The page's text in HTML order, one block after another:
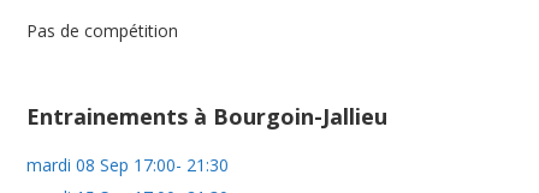
Pas de compétition
Entrainements à Bourgoin-Jallieu
mardi 08 Sep 17:00- 21:30